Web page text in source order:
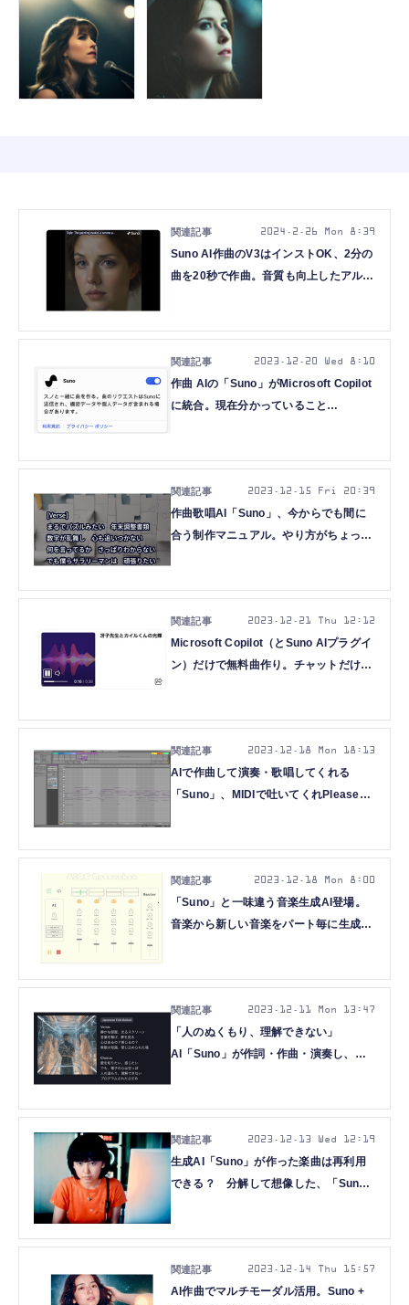
Suno AI作曲のV3はインストOK、2分の
曲を20秒で作曲。音質も向上したアルフ
2024.2.26 Mon 8:39
作曲 AIの「Suno」がMicrosoft Copilot
に統合。現在分かっていること
2023.12.20 Wed 8:10
作曲歌唱AI「Suno」、今からでも間に
合う制作マニュアル。やり方がちょっと
2023.12.15 Fri 20:39
Microsoft Copilot（とSuno AIプラグイ
ン）だけで無料曲作り。チャットだけで
2023.12.21 Thu 12:12
AIで作曲して演奏・歌唱してくれる
「Suno」、MIDIで吐いてくれPleaseと
2023.12.18 Mon 18:13
「Suno」と一味違う音楽生成AI登場。
音楽から新しい音楽をパート毎に生成
成AIウィークリー）
2023.12.18 Mon 8:00
「人のぬくもり、理解できない」
AI「Suno」が作詞・作曲・演奏し、歌
2023.12.11 Mon 13:47
生成AI「Suno」が作った楽曲は再利用
できる？ 分解して想像した、「Suno
2023.12.13 Wed 12:19
AI作曲でマルチモーダル活用。Suno +
2023.12.14 Thu 15:57